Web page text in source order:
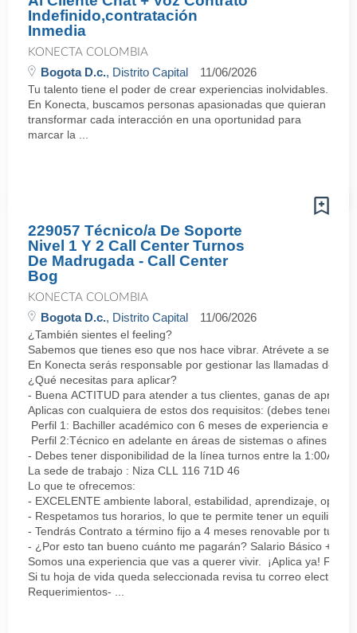
Indefinido,contratación
Inmedia
KONECTA COLOMBIA
Bogota D.c., Distrito Capital 11/06/2026
Tu talento tiene el poder de crear experiencias inolvidables.
En Konecta, buscamos personas apasionadas que quieran
transformar cada interacción en una oportunidad para
marcar la ...
229057 Técnico/a De Soporte
Nivel 1 Y 2 Call Center Turnos
De Madrugada - Call Center
Bog
KONECTA COLOMBIA
Bogota D.c., Distrito Capital 11/06/2026
¿También sientes el feeling?
Sabemos que tienes eso que nos hace vibrar. Atrévete a ser
En Konecta serás responsable por gestionar las llamadas de
¿Qué necesitas para aplicar?
- Buena ACTITUD para atender a tus clientes, ganas de
Aplicas con cualquiera de estos dos requisitos: (debes tener
Perfil 1: Bachiller académico con 6 meses de experiencia en
Perfil 2:Técnico en adelante en áreas de sistemas o afines
- Debes tener disponibilidad de la línea turnos entre la 1:00AM
La sede de trabajo : Niza CLL 116 71D 46
Lo que te ofrecemos:
- EXCELENTE ambiente laboral, estabilidad, aprendizaje,
- Respetamos tus horarios, lo que te permite tener un equilibrio
- Tendrás Contrato a término fijo a 4 meses renovable por tu
- ¿Por esto tan bueno cuánto me pagarán? Salario Básico +
Somos una experiencia que vas a querer vivir. ¡Aplica ya!
Si tu hoja de vida queda seleccionada revisa tu correo
Requerimientos- ...